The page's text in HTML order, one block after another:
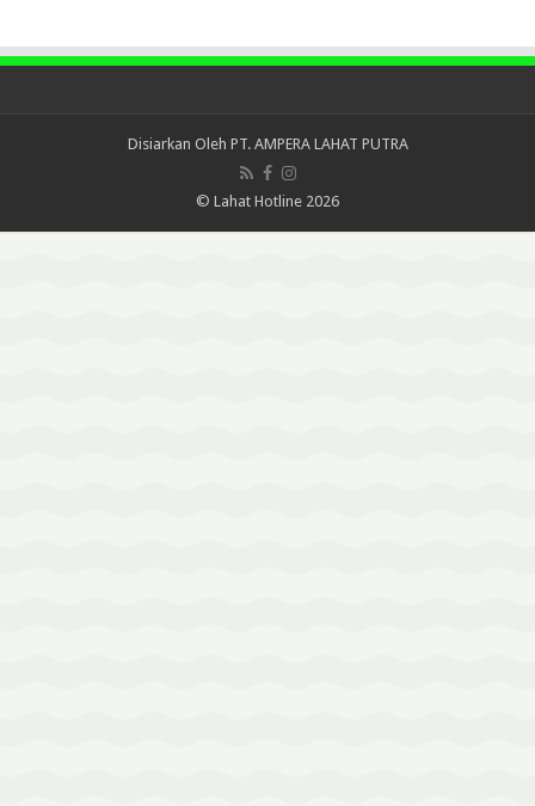
Disiarkan Oleh PT. AMPERA LAHAT PUTRA
© Lahat Hotline 2026